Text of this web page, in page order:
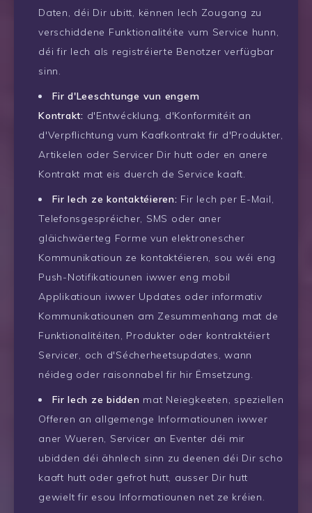
Daten, déi Dir ubitt, kënnen Iech Zougang zu
verschiddene Funktionalitéite vum Service hunn,
déi fir Iech als registréierte Benotzer verfügbar
sinn.
Fir d'Leeschtunge vun engem
Kontrakt: d'Entwécklung, d'Konformitéit an
d'Verpflichtung vum Kaafkontrakt fir d'Produkter,
Artikelen oder Servicer Dir hutt oder en anere
Kontrakt mat eis duerch de Service kaaft.
Fir Iech ze kontaktéieren: Fir Iech per E-Mail,
Telefonsgespréicher, SMS oder aner
gläichwäerteg Forme vun elektronescher
Kommunikatioun ze kontaktéieren, sou wéi eng
Push-Notifikatiounen iwwer eng mobil
Applikatioun iwwer Updates oder informativ
Kommunikatiounen am Zesummenhang mat de
Funktionalitéiten, Produkter oder kontraktéiert
Servicer, och d'Sécherheetsupdates, wann
néideg oder raisonnabel fir hir Ëmsetzung.
Fir Iech ze bidden mat Neiegkeeten, speziellen
Offeren an allgemenge Informatiounen iwwer
aner Wueren, Servicer an Eventer déi mir
ubidden déi ähnlech sinn zu deenen déi Dir scho
kaaft hutt oder gefrot hutt, ausser Dir hutt
gewielt fir esou Informatiounen net ze kréien.